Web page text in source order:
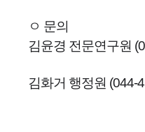
ㅇ 문의
김윤경 전문연구원
김화거 행정원 (044-